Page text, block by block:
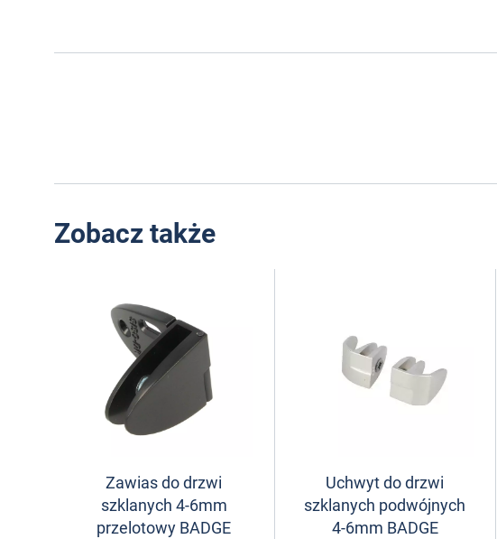
Zobacz także
Zawias do drzwi
szklanych 4-6mm
przelotowy BADGE
Uchwyt do drzwi
szklanych podwójnych
4-6mm BADGE